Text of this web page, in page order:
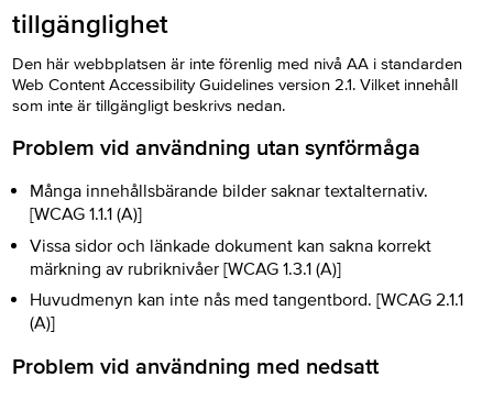
tillgänglighet
Den här webbplatsen är inte förenlig med nivå AA i standarden
Web Content Accessibility Guidelines version 2.1. Vilket innehåll
som inte är tillgängligt beskrivs nedan.
Problem vid användning utan synförmåga
Många innehållsbärande bilder saknar textalternativ.
[WCAG 1.1.1 (A)]
Vissa sidor och länkade dokument kan sakna korrekt
märkning av rubriknivåer [WCAG 1.3.1 (A)]
Huvudmenyn kan inte nås med tangentbord. [WCAG 2.1.1
(A)]
Problem vid användning med nedsatt